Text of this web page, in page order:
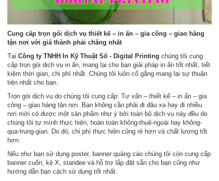
Cung cấp trọn gói dịch vụ thiết kế – in ấn – gia công – giao hàng
tận nơi với giá thành phải chăng nhất
Tại Công ty TNHH In Kỹ Thuật Số - Digital Printing chúng tôi cung
cấp trọn gói dịch vụ in ấn, mang lại cho bạn giải pháp in ấn tốt nhất, tiết
kiệm thời gian, chi phí nhất. Chúng tôi luôn cố gắng mang lại sự thuận
tiện nhất cho bạn.
Trọn gói dịch vụ do chúng tôi cung cấp: Tư vấn – thiết kế – in ấn – gia
công – giao hàng tận nơi. Bạn không cần phải đi đâu xa hay đi nhiều
nơi mới có được một sản phẩm như ý bởi toàn bộ dịch vụ này đều do
chúng tôi tự mình thực hiện, hoàn toàn không-thuê-ngoài hay không-
qua-trung-gian. Do đó, chi phí thực hiện cũng rẻ hơn và chất lượng tốt
hơn.
Nếu như bạn sử dụng poster, banner quảng cáo chúng tôi còn cung cấp
banner cuốn, kệ X, standee và hỗ trợ lắp đặt sẵn cho bạn cũng như
hướng dẫn bạn cách sử dụng tốt nhất.